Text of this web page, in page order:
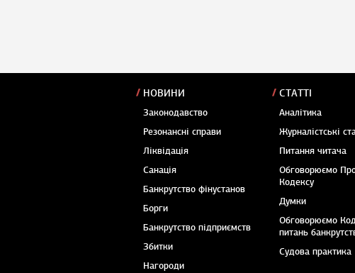
НОВИНИ
Законодавство
Резонансні справи
Ліквідація
Санація
Банкрутство фінустанов
Борги
Банкрутство підприємств
Збитки
Нагороди
СТАТТІ
Аналітика
Журналістські
Питання читача
Обговорюємо
Кодексу
Думки
Обговорюємо
питань
Судова практика